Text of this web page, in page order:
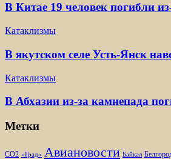
В Китае 19 человек погибли
Катаклизмы
В якутском селе Усть-Янск
Катаклизмы
В Абхазии из-за камнепада
Метки
CO2 «Град» Авиановости Байкал